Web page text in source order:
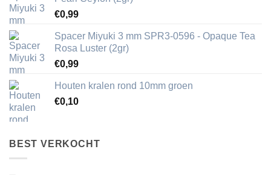
€0,99
Spacer Miyuki 3 mm SPR3-0596 - Opaque Tea
Rosa Luster (2gr)
€0,99
Houten kralen rond 10mm groen
€0,10
BEST VERKOCHT